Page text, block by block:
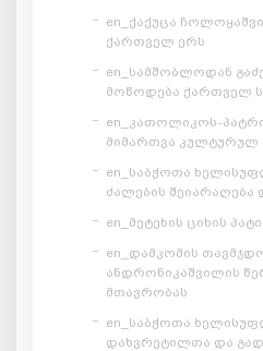
en_ქაქუცა
ქართველ ერს
en_სამშობლოდან
მოწოდება ქართველ
en_კათოლიკოს-
მიმართვა კულტურულ
en_საბჭოთა
ძალების
en_მეტეხის ციხის
en_დამკომის
ანდრონიკაშვილის
მთავრობას
en_საბჭოთა
დახვრეტილთა და